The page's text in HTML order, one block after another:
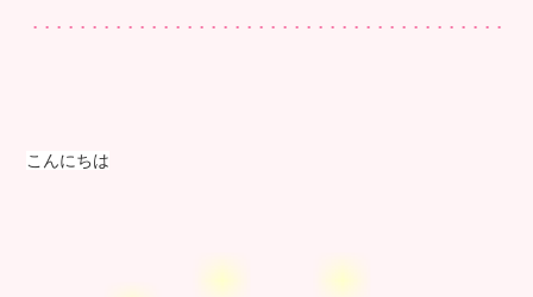
こんにちは